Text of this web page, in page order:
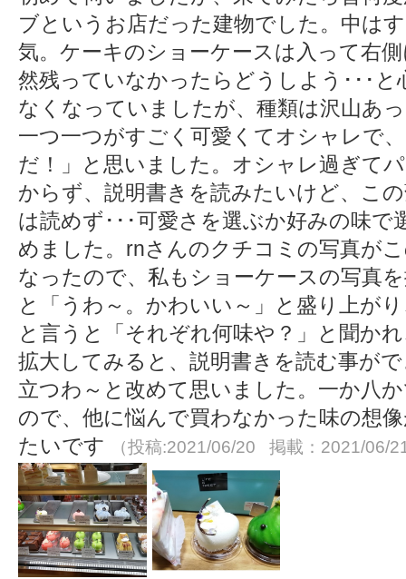
ブというお店だった建物でした。中は
気。ケーキのショーケースは入って右
然残っていなかったらどうしよう･･･
なくなっていましたが、種類は沢山あ
一つ一つがすごく可愛くてオシャレで
だ！」と思いました。オシャレ過ぎて
からず、説明書きを読みたいけど、こ
は読めず･･･可愛さを選ぶか好みの味で
めました。rnさんのクチコミの写真が
なったので、私もショーケースの写真
と「うわ～。かわいい～」と盛り上が
と言うと「それぞれ何味や？」と聞か
拡大してみると、説明書きを読む事が
立つわ～と改めて思いました。一か八
ので、他に悩んで買わなかった味の想
たいです
（投稿:2021/06/20 掲載：2021/06/